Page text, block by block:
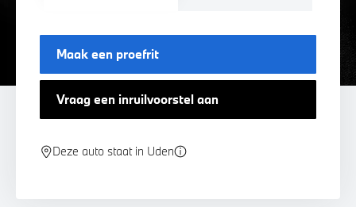
Maak een proefrit
Vraag een inruilvoorstel aan
Deze auto staat in Uden